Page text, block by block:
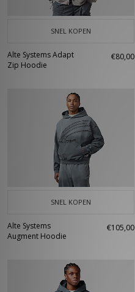
SNEL KOPEN
Alte Systems Adapt
Zip Hoodie
€80,00
SNEL KOPEN
Alte Systems
Augment Hoodie
€105,00